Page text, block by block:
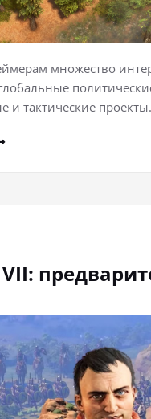
множество
и тактические